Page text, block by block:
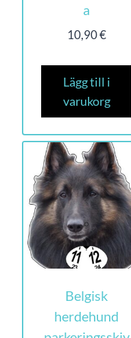
a
10,90€
Lägg till i
varukorg
Belgisk
herdehund